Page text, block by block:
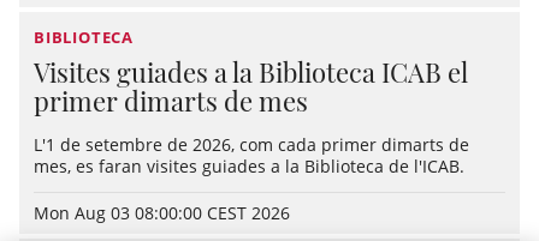
BIBLIOTECA
Visites guiades a la Biblioteca ICAB el
primer dimarts de mes
L'1 de setembre de 2026, com cada primer dimarts de
mes, es faran visites guiades a la Biblioteca de l'ICAB.
Mon Aug 03 08:00:00 CEST 2026